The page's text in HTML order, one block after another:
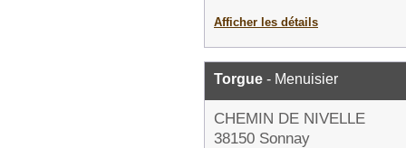
Afficher les détails
Torgue - Menuisier
CHEMIN DE NIVELLE
38150 Sonnay